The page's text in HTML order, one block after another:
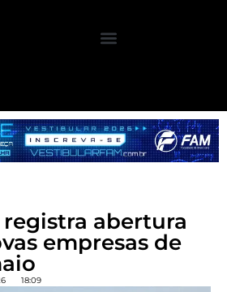
abertura
empresas de
18:09